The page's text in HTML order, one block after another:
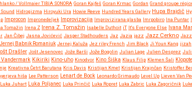
/ Vollmaier TIBIA SONORA Goran Kajfeš Goran Krmac Gordan Grand groupe
Hidrogizma Hiroyuki Ura Howie Reeve Hundred Years Gallery Hupa Brajdič
Improcon Impronedeljek Improvizacija Improvizirana glasba Imrpobiro Ina Puntar
Tomažin Irena Z Irena Z. Tomažin Isabelle Duthoit iT It's Everyone Else Ivana
Jan Čibej Jasna Jovićević Jasper Stadhouders Jaz Jazia jazz Jazz Cerkno Jazz
Jernej Babnik Romaniuk Jernej Kaluža Jez riley French Jim Black Ji Youn Kang jizah
Drašler Jošt Jesenovec Jože Barši Jože Bogolin Julian Lage Julien Desprez
Vandermark Kikiriki Kino-uho Kinodvor Kino Šiška Klaus Filip Klemen Šali
Kreativna Četrt Barutana Kris Davis Kristijan Kmet Kristijan Krajnčan Kristoffer
hiša Lee Patterson Lenart de Bock Leonardo Grimaudo Level Up Lieven Van
Luka Juhart Luka Poljanec Luka Prinčič Luka Ropret Luka Zabric Luka Zagoričnik